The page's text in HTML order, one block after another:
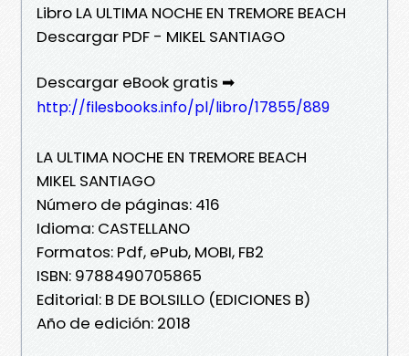
Libro LA ULTIMA NOCHE EN TREMORE BEACH
Descargar PDF - MIKEL SANTIAGO
Descargar eBook gratis ➡
http://filesbooks.info/pl/libro/17855/889
LA ULTIMA NOCHE EN TREMORE BEACH
MIKEL SANTIAGO
Número de páginas: 416
Idioma: CASTELLANO
Formatos: Pdf, ePub, MOBI, FB2
ISBN: 9788490705865
Editorial: B DE BOLSILLO (EDICIONES B)
Año de edición: 2018